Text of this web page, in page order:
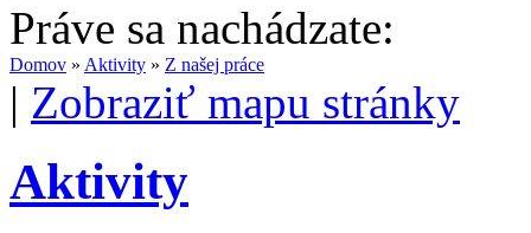
Práve sa nachádzate:
Domov » Aktivity » Z našej práce
| Zobraziť mapu stránky
Aktivity